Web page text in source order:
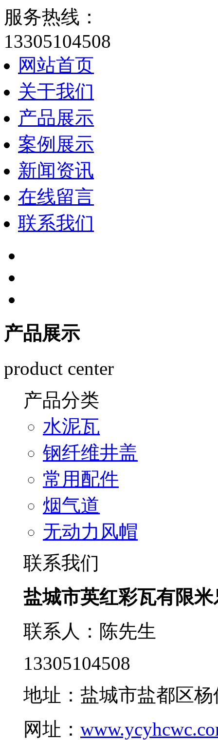
服务热线：
13305104508
网站首页
关于我们
产品展示
案例展示
新闻资讯
在线留言
联系我们
产品展示
product center
产品分类
水泥瓦
钢纤维井盖
常用配件
烟气道
无动力风帽
联系我们
盐城市英红彩瓦有限
联系人：陈先生
13305104508
地址：盐城市盐都区
网址：